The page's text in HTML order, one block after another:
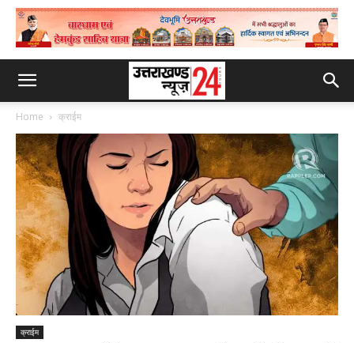
Home क्राईम
क्राईम